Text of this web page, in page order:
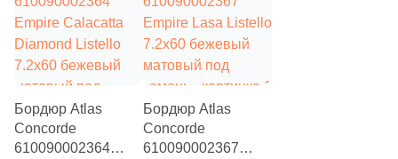
16x40 (1)
17.5х42.3 (7)
19x20 (2
Бордюр Atlas
Concorde
610090002364
Бордюр Atlas
Concorde
610090002367